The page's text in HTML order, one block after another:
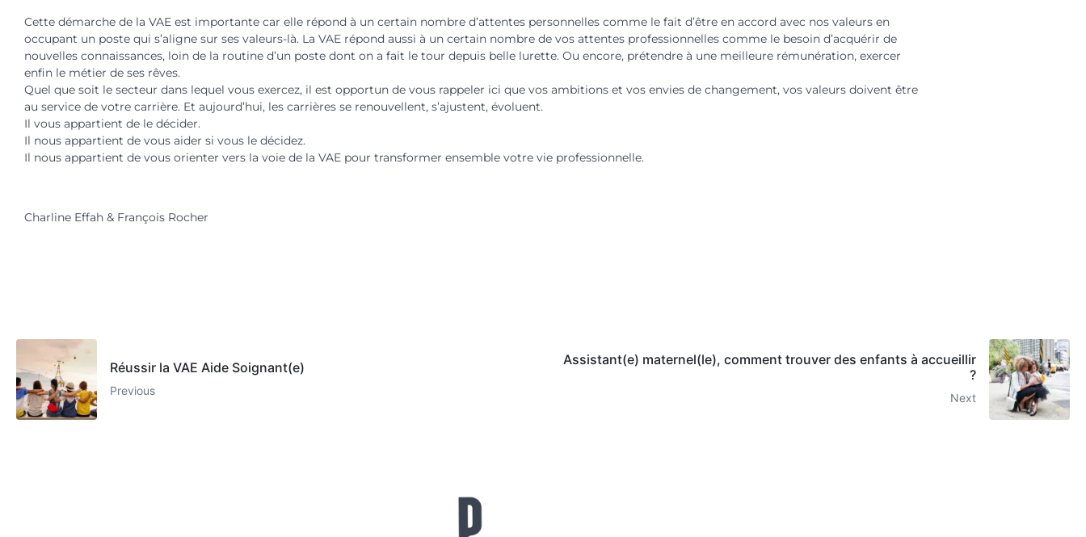
Cette démarche de la VAE est importante car elle répond à un certain nombre d’attentes personnelles comme le fait d’être en accord avec nos valeurs en
occupant un poste qui s’aligne sur ses valeurs-là. La VAE répond aussi à un certain nombre de vos attentes professionnelles comme le besoin d’acquérir de
nouvelles connaissances, loin de la routine d’un poste dont on a fait le tour depuis belle lurette. Ou encore, prétendre à une meilleure rémunération, exercer
enfin le métier de ses rêves.
Quel que soit le secteur dans lequel vous exercez, il est opportun de vous rappeler ici que vos ambitions et vos envies de changement, vos valeurs doivent être
au service de votre carrière. Et aujourd’hui, les carrières se renouvellent, s’ajustent, évoluent.
Il vous appartient de le décider.
Il nous appartient de vous aider si vous le décidez.
Il nous appartient de vous orienter vers la voie de la VAE pour transformer ensemble votre vie professionnelle.
Charline Effah & François Rocher
Réussir la VAE Aide Soignant(e)
Previous
Assistant(e) maternel(le), comment trouver des enfants à accueillir
?
Next